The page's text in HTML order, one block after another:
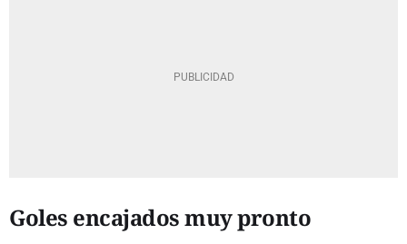
Goles encajados muy pronto